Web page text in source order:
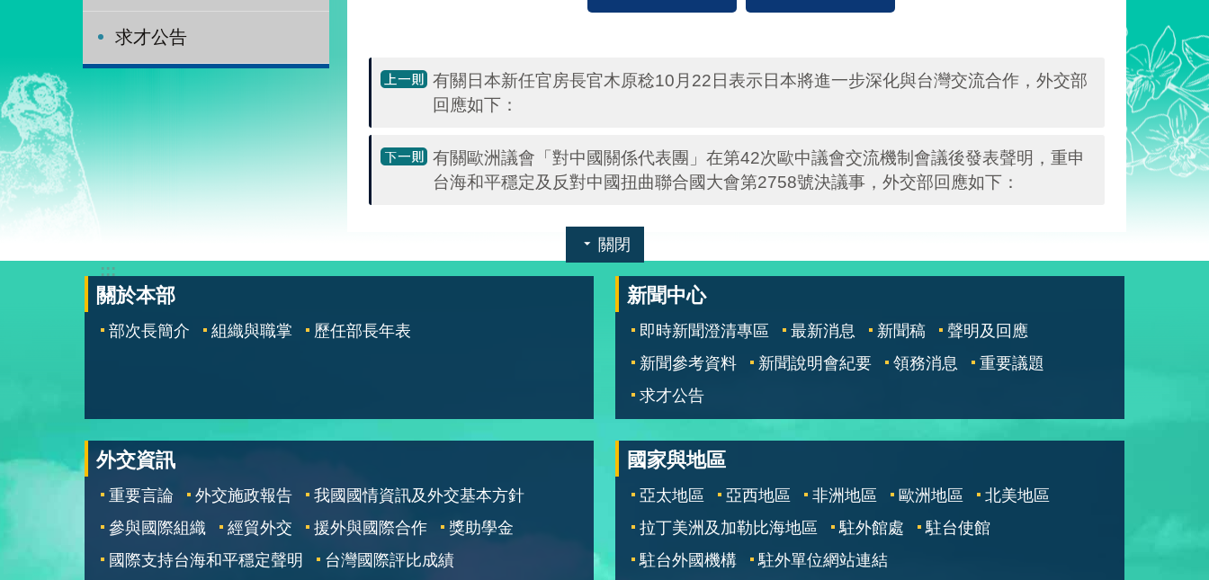
求才公告
有關日本新任官房長官木原稔10月22日表示日本將進一步深化與台灣交流合作，外交部
回應如下：
有關歐洲議會「對中國關係代表團」在第42次歐中議會交流機制會議後發表聲明，重申
台海和平穩定及反對中國扭曲聯合國大會第2758號決議事，外交部回應如下：
關閉
:::
關於本部
部次長簡介 組織與職掌 歷任部長年表
新聞中心
即時新聞澄清專區 最新消息 新聞稿
聲明及回應
新聞參考資料
新聞說明會紀要 領務消息
重要議題
求才公告
外交資訊
重要言論 外交施政報告
我國國情資訊及外交基本方針
參與國際組織
經貿外交 援外與國際合作
獎助學金
國際支持台海和平穩定聲明
台灣國際評比成績
國家與地區
亞太地區 亞西地區 非洲地區 歐洲地區
北美地區
拉丁美洲及加勒比海地區
駐外館處
駐台使館
駐台外國機構
駐外單位網站連結